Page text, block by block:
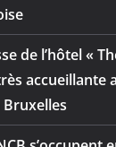
de l’hôtel «
accueillante